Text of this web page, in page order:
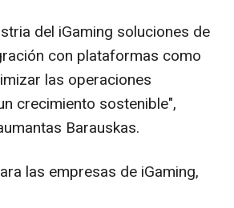
del iGaming soluciones de
con plataformas como
las operaciones
crecimiento sostenible",
Barauskas.
las empresas de iGaming,